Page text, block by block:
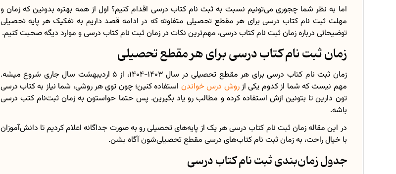
دانلود رایگان کتاب‌های دوازدهم...
اعداد صحیح، طبیعی و گویا چه اعدادی...
دانلود رایگان کتاب‌های دوازدهم...
اما به نظر شما چجوری می‌تونیم نسبت به ثبت‌ نام کتاب درسی اقدام کنیم؟ اول از همه بهتره بدونین که زمان و
مهلت ثبت‌ نام کتاب درسی برای هر مقطع تحصیلی متفاوته که در ادامه قصد داریم به تفکیک هر پایه تحصیلی
توضیحاتی درباره زمان ثبت‌ نام کتاب درسی، مهم‌ترین نکات در زمان ثبت‌ نام کتاب درسی و موارد دیگه صحبت کنیم.
زمان ثبت‌ نام کتاب درسی برای هر مقطع تحصیلی
زمان ثبت‌ نام کتاب درسی برای هر مقطع تحصیلی در سال 1403-1404، از 5 اردیبهشت سال جاری شروع میشه.
مهم نیست که شما از کدوم یکی ازروش درس خواندن استفاده کنین؛ چون توی هر روشی، شما نیاز به کتاب درسی
‌تون دارین تا بتونین ازش استفاده کرده و مطالب رو یاد بگیرین. پس حتما حواستون به زمان ثبت‌نام کتب درسی
باشه.
در این مقاله زمان ثبت‌ نام کتاب درسی هر یک از پایه‌های تحصیلی رو به صورت جداگانه اعلام کردیم تا دانش‌آموزان
با خیال راحت، به زمان ثبت‌ نام کتاب‌های درسی مقطع تحصیلی‌شون آگاه بشن.
جدول زمان‌بندی ثبت‌ نام کتاب درسی